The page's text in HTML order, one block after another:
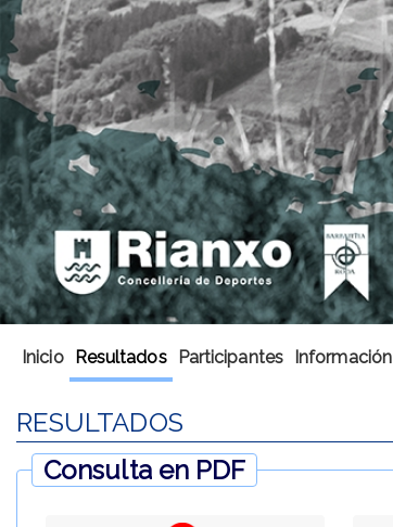
Inicio Resultados Participantes Información
RESULTADOS
Consulta en PDF